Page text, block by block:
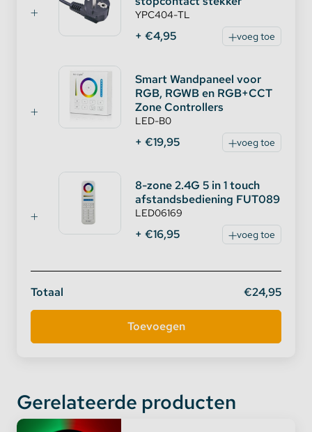
✔ Productnaam: 6W RGB + CCT LED-Downlight
✔ Modelnummer: FUT063
✔ Verbruik: 6 watt
✔ Voltage: AC 100-240V 50/60Hz.
✔ Kelvin: 2700 - 6500K
✔ Lichtstroom: 500 Lumen
✔ Lichtopbrengst: 80 Lumen per Watt
✔ PF:> 0,5
✔ Materiaal: aluminium + PC
✔ Controle Afstand: 30 meter
✔ Afmetingen: Φ50mm x 111 mm
YPC404-TL
+ €4,95 voeg toe
Smart Wandpaneel voor
RGB, RGWB en RGB+CCT
Zone Controllers
LED-B0
+ €19,95 voeg toe
8-zone 2.4G 5 in 1 touch
afstandsbediening FUT089
LED06169
+ €16,95 voeg toe
Totaal €24,95
Gerelateerde producten